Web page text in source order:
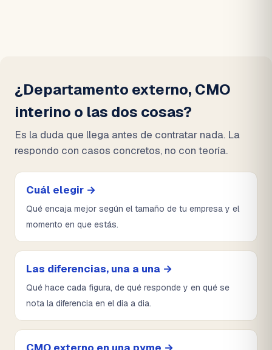
¿Departamento externo, CMO
interino o las dos cosas?
Es la duda que llega antes de contratar nada. La
respondo con casos concretos, no con teoría.
Cuál elegir →
Qué encaja mejor según el tamaño de tu empresa y el
momento en que estás.
Las diferencias, una a una →
Qué hace cada figura, de qué responde y en qué se
nota la diferencia en el dia a dia.